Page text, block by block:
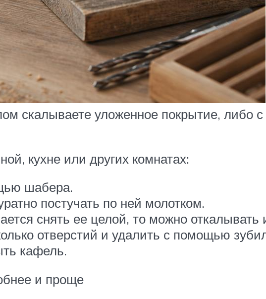
скалываете уложенное покрытие, либо
кухне или других комнатах:
шабера.
постучать по ней молотком.
снять ее целой, то можно откалывать
отверстий и удалить с помощью
кафель.
и проще